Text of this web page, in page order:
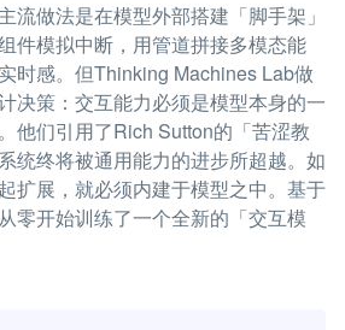
流做法是在模型外部搭建「脚手架」
模拟中断，用管道拼接多模态能
时感。但Thinking Machines Lab做
决策：交互能力必须是模型本身的一
他们引用了Rich Sutton的「苦涩教
终将被通用能力的进步所超越。如
扩展，就必须内建于模型之中。基于
零开始训练了一个全新的「交互模